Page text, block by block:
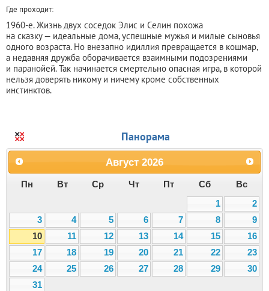
Где проходит:
1960-е. Жизнь двух соседок Элис и Селин похожа
на сказку — идеальные дома, успешные мужья и милые сыновья
одного возраста. Но внезапно идиллия превращается в кошмар,
а недавняя дружба оборачивается взаимными подозрениями
и паранойей. Так начинается смертельно опасная игра, в которой
нельзя доверять никому и ничему кроме собственных
инстинктов.
Панорама
Август 2026
Пн Вт Ср Чт Пт Сб
Вс
1
2
3
4 5 6 7 8
9
10
11 12 13 14 15
16
17
18 19 20 21 22
23
24
25 26 27 28 29
30
31